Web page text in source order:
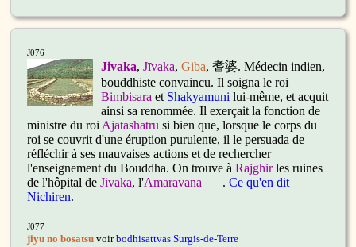
J076
Jivaka,Jīvaka, Giba, 耆婆. Médecin indien,
bouddhiste convaincu. Il soigna le roi
Bimbisara et Shakyamuni lui-même, et acquit
ainsi sa renommée. Il exerçait la fonction de
ministre du roi Ajatashatru si bien que, lorsque le corps du
roi se couvrit d'une éruption purulente, il le persuada de
réfléchir à ses mauvaises actions et de rechercher
l'enseignement du Bouddha. On trouve àRajghirles ruines
de l'hôpital deJivaka, l'Amaravana . Ce qu'en dit
Nichiren.
J077
jiyu no bosatsu voirbodhisattvas Surgis-de-Terre